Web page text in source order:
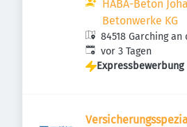
HABA-Beton
Betonwerke KG
84518 Garching an
Deutschland
Veröffentlicht:
vor 3 Tagen
Expressbewerbung